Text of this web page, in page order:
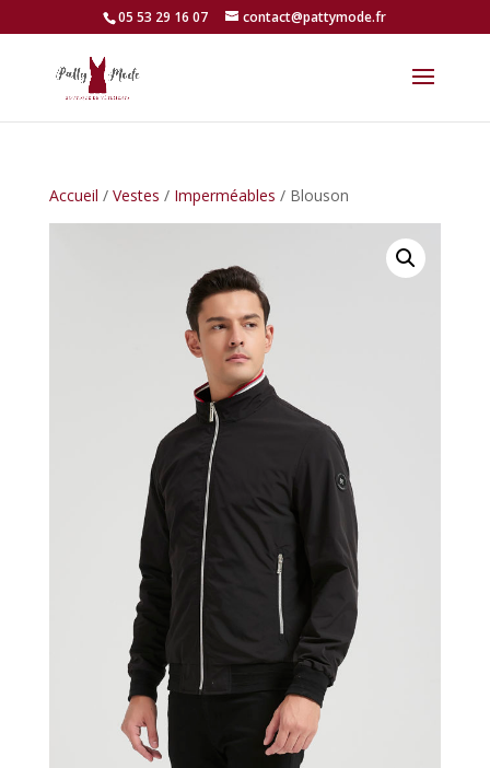
05 53 29 16 07 contact@pattymode.fr
Accueil / Vestes / Imperméables / Blouson